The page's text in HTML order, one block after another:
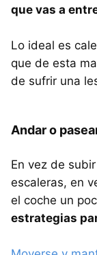
que vas a
Lo ideal es
que de esta
de sufrir una
Andar o
En vez de
escaleras, en
el coche un
estrategias